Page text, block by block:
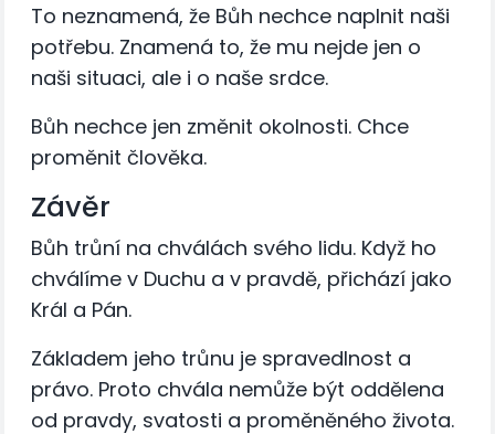
To neznamená, že Bůh nechce naplnit naši
potřebu. Znamená to, že mu nejde jen o
naši situaci, ale i o naše srdce.
Bůh nechce jen změnit okolnosti. Chce
proměnit člověka.
Závěr
Bůh trůní na chválách svého lidu. Když ho
chválíme v Duchu a v pravdě, přichází jako
Král a Pán.
Základem jeho trůnu je spravedlnost a
právo. Proto chvála nemůže být oddělena
od pravdy, svatosti a proměněného života.